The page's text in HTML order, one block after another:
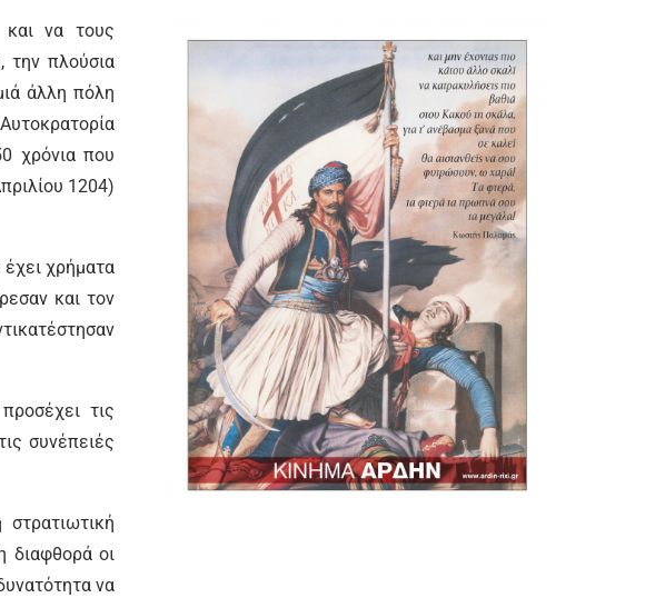
και να τους
την πλούσια
άλλη πόλη
χρόνια που
1204)
χρήματα
και τον
τις
συνέπειές
διαφθορά οι
να